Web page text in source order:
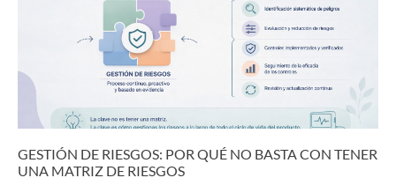
GESTIÓN DE RIESGOS: POR QUÉ NO BASTA CON TENER
UNA MATRIZ DE RIESGOS